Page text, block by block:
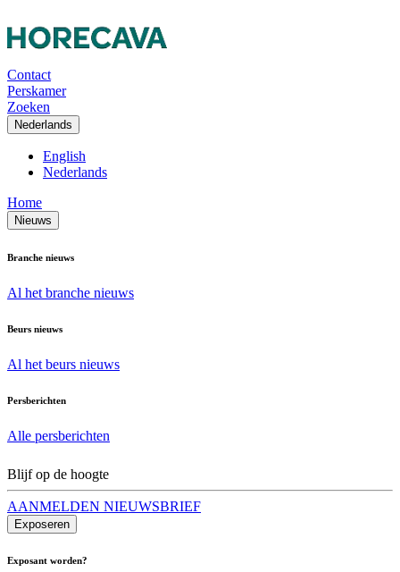
Contact
Perskamer
Zoeken
Nederlands
English
Nederlands
Home
Nieuws
Branche nieuws
Al het branche nieuws
Beurs nieuws
Al het beurs nieuws
Persberichten
Alle persberichten
Blijf op de hoogte
AANMELDEN NIEUWSBRIEF
Exposeren
Exposant worden?